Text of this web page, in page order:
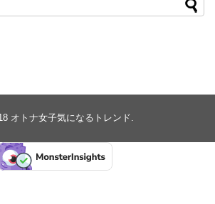
オトナ女子気になるトレンド.